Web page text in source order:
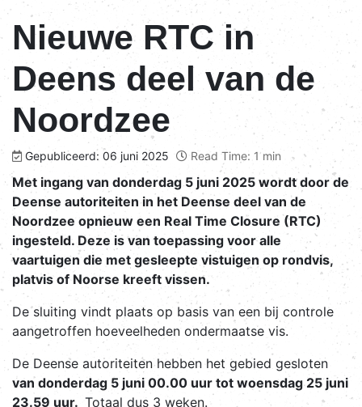
Nieuwe RTC in
Deens deel van de
Noordzee
Gepubliceerd: 06 juni 2025 Read Time: 1 min
Met ingang van donderdag 5 juni 2025 wordt door de
Deense autoriteiten in het Deense deel van de
Noordzee opnieuw een Real Time Closure (RTC)
ingesteld. Deze is van toepassing voor alle
vaartuigen die met gesleepte vistuigen op rondvis,
platvis of Noorse kreeft vissen.
De sluiting vindt plaats op basis van een bij controle
aangetroffen hoeveelheden ondermaatse vis.
De Deense autoriteiten hebben het gebied gesloten
van donderdag 5 juni 00.00 uur tot woensdag 25 juni
23.59 uur. Totaal dus 3 weken.